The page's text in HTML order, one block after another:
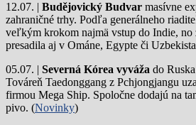
12.07. | Budějovický Budvar masívne
zahraničné trhy. Podľa generálneho
veľkým krokom najmä vstup do Indie, no
presadila aj v Ománe, Egypte či
05.07. | Severná Kórea vyváža do
Továreň Taedonggang z Pchjongjangu
firmou Mega Ship. Spoločne dodajú na
pivo. (Novinky)